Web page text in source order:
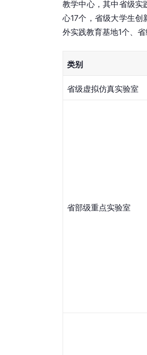
教学中心，其中省级实
心17个，省级大学生
外实践教育基地1个、
类别
省级虚拟仿真实验室
省部级重点实验室